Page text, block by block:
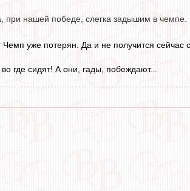
при нашей победе, слегка задышим в чемпе.
уже потерян. Да и не получится сейчас
где сидят! А они, гады, побеждают...